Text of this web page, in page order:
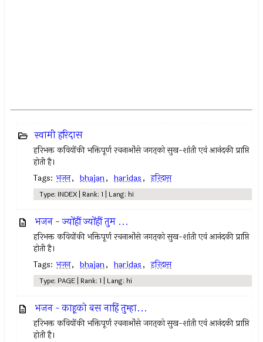
स्वामी हरिदास
हरिभक्त कवियोंकी भक्तिपूर्ण रचनाओंसे जगत्‌को सुख-शांती एवं आनंदकी प्राप्ति
होती है।
Tags: भजन, bhajan, haridas, हरिदास
Type: INDEX | Rank: 1 | Lang: hi
भजन - ज्योंहीं ज्योंहीं तुम ...
हरिभक्त कवियोंकी भक्तिपूर्ण रचनाओंसे जगत्‌को सुख-शांती एवं आनंदकी प्राप्ति
होती है।
Tags: भजन, bhajan, haridas, हरिदास
Type: PAGE | Rank: 1 | Lang: hi
भजन - काहूको बस नाहिं तुम्हा...
हरिभक्त कवियोंकी भक्तिपूर्ण रचनाओंसे जगत्‌को सुख-शांती एवं आनंदकी प्राप्ति
होती है।